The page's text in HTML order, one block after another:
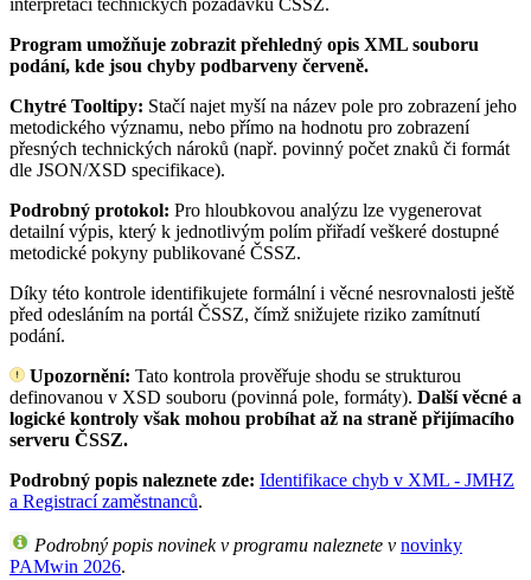
interpretaci technických požadavků ČSSZ.
Program umožňuje zobrazit přehledný opis XML souboru
podání, kde jsou chyby podbarveny červeně.
Chytré Tooltipy: Stačí najet myší na název pole pro zobrazení jeho
metodického významu, nebo přímo na hodnotu pro zobrazení
přesných technických nároků (např. povinný počet znaků či formát
dle JSON/XSD specifikace).
Podrobný protokol: Pro hloubkovou analýzu lze vygenerovat
detailní výpis, který k jednotlivým polím přiřadí veškeré dostupné
metodické pokyny publikované ČSSZ.
Díky této kontrole identifikujete formální i věcné nesrovnalosti ještě
před odesláním na portál ČSSZ, čímž snižujete riziko zamítnutí
podání.
Upozornění: Tato kontrola prověřuje shodu se strukturou
definovanou v XSD souboru (povinná pole, formáty). Další věcné a
logické kontroly však mohou probíhat až na straně přijímacího
serveru ČSSZ.
Podrobný popis naleznete zde: Identifikace chyb v XML - JMHZ
a Registrací zaměstnanců.
Podrobný popis novinek v programu naleznete v novinky
PAMwin 2026.